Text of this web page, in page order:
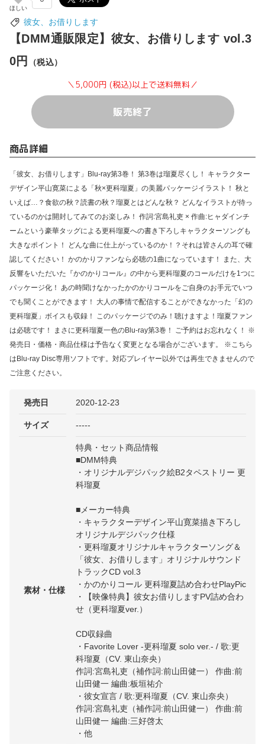
彼女、お借りします
【DMM通販限定】彼女、お借りします vol.3
0円
（税込）
＼5,000円 (税込)以上で送料無料／
販売終了
商品詳細
「彼女、お借りします」Blu-ray第3巻！ 第3巻は瑠夏尽くし！ キャラクター
デザイン平山寛菜による「秋×更科瑠夏」の美麗パッケージイラスト！ 秋と
いえば…？食欲の秋？読書の秋？瑠夏とはどんな秋？ どんなイラストが待っ
ているのかは開封してみてのお楽しみ！ 作詞:宮島礼吏 × 作曲:ヒャダインチ
ームという豪華タッグによる更科瑠夏への書き下ろしキャラクターソングも
大きなポイント！ どんな曲に仕上がっているのか！？それは皆さんの耳で確
認してください！ かのかりファンなら必聴の1曲になっています！ また、大
反響をいただいた『かのかりコール』の中から更科瑠夏のコールだけを1つに
パッケージ化！ あの時聞けなかったかのかりコールをご自身のお手元でいつ
でも聞くことができます！ 大人の事情で配信することができなかった「幻の
更科瑠夏」ボイスも収録！ このパッケージでのみ！聴けますよ！瑠夏ファン
は必聴です！ まさに更科瑠夏一色のBlu-ray第3巻！ ご予約はお忘れなく！ ※
発売日・価格・商品仕様は予告なく変更となる場合がございます。 ※こちら
はBlu-ray Disc専用ソフトです。対応プレイヤー以外では再生できませんので
ご注意ください。
発売日 2020-12-23
サイズ -----
素材・仕様
特典・セット商品情報
■DMM特典
・オリジナルデジパック絵B2タペストリー 更
科瑠夏
■メーカー特典
・キャラクターデザイン平山寛菜描き下ろし
オリジナルデジパック仕様
・更科瑠夏オリジナルキャラクターソング＆
「彼女、お借りします」オリジナルサウンド
トラックCD vol.3
・かのかりコール 更科瑠夏詰め合わせPlayPic
・【映像特典】彼女お借りしますPV詰め合わ
せ（更科瑠夏ver.）
CD収録曲
・Favorite Lover -更科瑠夏 solo ver.- / 歌:更
科瑠夏（CV. 東山奈央）
作詞:宮島礼吏（補作詞:前山田健一） 作曲:前
山田健一 編曲:板垣祐介
・彼女宣言 / 歌:更科瑠夏（CV. 東山奈央）
作詞:宮島礼吏（補作詞:前山田健一） 作曲:前
山田健一 編曲:三好啓太
・他